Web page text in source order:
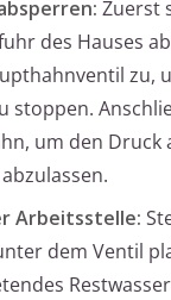
Zuerst
des Hauses
zu,
stoppen.
um den Druck
Arbeitsstelle:
dem Ventil